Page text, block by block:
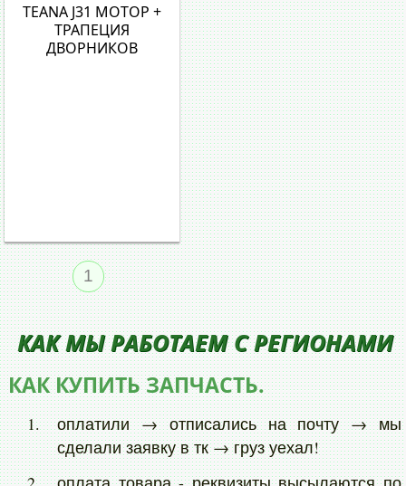
TEANA J31 МОТОР +
ТРАПЕЦИЯ
ДВОРНИКОВ
1
КАК МЫ РАБОТАЕМ С РЕГИОНАМИ
КАК КУПИТЬ ЗАПЧАСТЬ.
оплатили → отписались на почту → мы
сделали заявку в тк → груз уехал!